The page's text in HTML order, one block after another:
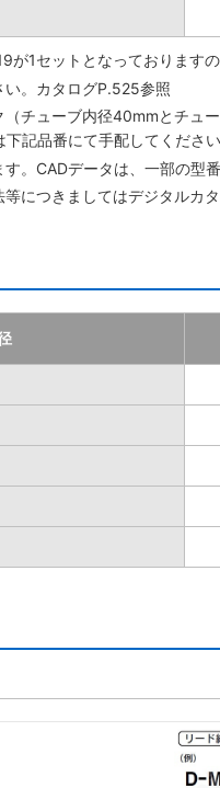
が1セットとなっております
。カタログP.525参照
（チューブ内径40mmとチ
下記品番にて手配してくだ
。CADデータは、一部の型
につきましてはデジタルカ